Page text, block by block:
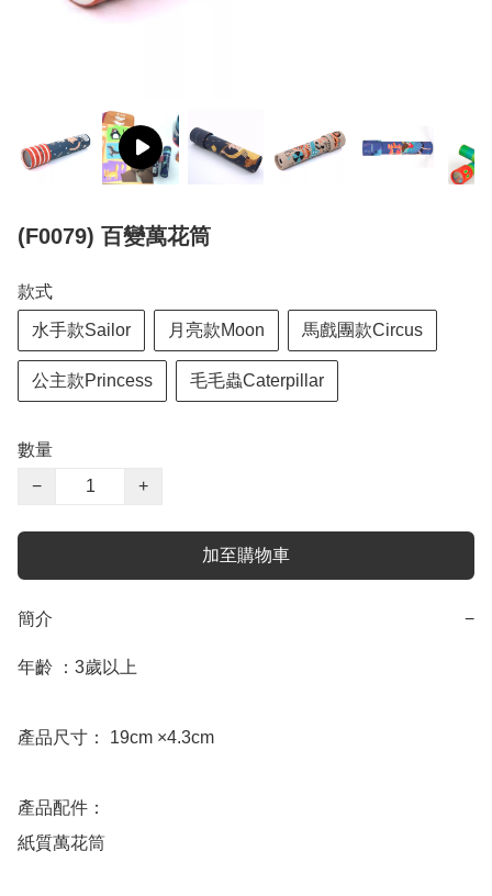
(F0079) 百變萬花筒
款式
水手款Sailor 月亮款Moon 馬戲團款Circus
公主款Princess 毛毛蟲Caterpillar
數量
−
+
加至購物車
簡介 −
年齡 ：3歲以上
產品尺寸： 19cm ×4.3cm
產品配件：
紙質萬花筒